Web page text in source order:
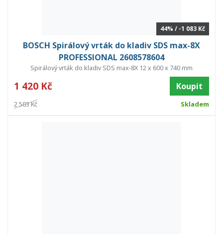
44% / -1 083 Kč
BOSCH Spirálový vrták do kladiv SDS max-8X
PROFESSIONAL 2608578604
Spirálový vrták do kladiv SDS max-8X 12 x 600 x 740 mm
1 420 Kč Koupit
2 503 Kč Skladem